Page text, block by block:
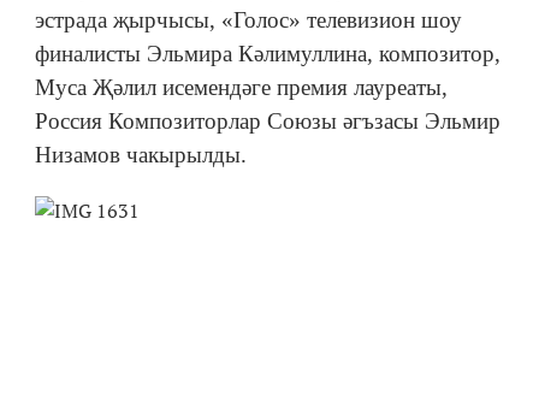
эстрада җырчысы, «Голос» телевизион шоу
финалисты Эльмира Кәлимуллина, композитор,
Муса Җәлил исемендәге премия лауреаты,
Россия Композиторлар Союзы әгъзасы Эльмир
Низамов чакырылды.